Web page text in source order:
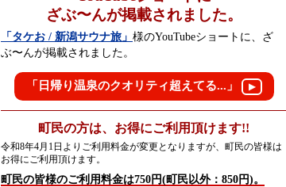
ざぶ〜んが掲載されました。
「タケお / 新潟サウナ旅」 様のYouTubeショートに、ざ
ぶ〜んが掲載されました。
「日帰り温泉のクオリティ超えてる...」 ▶︎
町民の方は、お得にご利用頂けます!!
令和8年4月1日よりご利用料金が変更となりますが、町民の皆様は
お得にご利用頂けます。
町民の皆様のご利用料金は750円(町民以外：850円)。